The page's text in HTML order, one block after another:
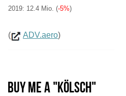
2019: 12.4 Mio. (-5%)
( ADV.aero)
Buy me a "Kölsch"